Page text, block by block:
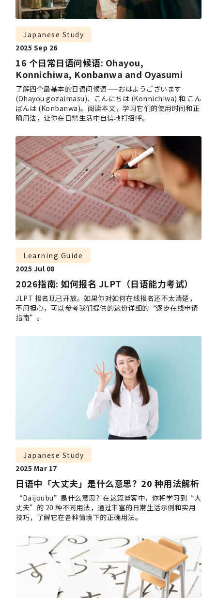
16 个日常日语问候语: Ohayou,
Konnichiwa, Konbanwa and Oyasumi
Japanese Study
2025 Sep 26
了解四个最基本的日语问候语——おはようございます
(Ohayou gozaimasu)、こんにちは (Konnichiwa) 和 こん
ばんは (Konbanwa)。阅读本文，学习它们的使用时间和正
确用法，让你在日常生活中自信地打招呼。
2026指南: 如何报名 JLPT（日语能力考试）
Learning Guide
2025 Jul 08
JLPT 报名现已开放。如果你对如何在线报名还不太清楚，
不用担心，可以参考我们提供的这份详细的“逐步在线申请
指南”。
日语中「大丈夫」是什么意思？20 种用法解析
Japanese Study
2025 Mar 17
“Daijoubu”是什么意思？在这篇博客中，你将学习到“大
丈夫”的 20 种不同用法，通过丰富的日常生活示例和实用
技巧，了解它在各种情境下的正确用法。